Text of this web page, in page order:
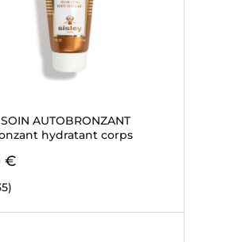
AUTOBRONZANT
hydratant corps
€